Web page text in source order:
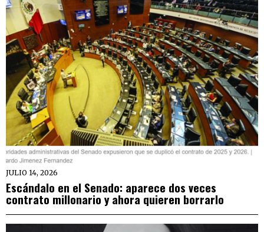
JULIO 14, 2026
Escándalo en el Senado: aparece dos veces
contrato millonario y ahora quieren borrarlo